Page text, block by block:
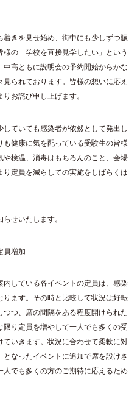
きを見せ始め、街中にも少しずつ賑
の「学校を直接見学したい」という
高ともに説明会の予約開始からかな
られております。皆様の想いに応え
お詫び申し上げます。
ていても感染者が依然として発出し
健康に気を配っている受験生の皆様
検温、消毒はもちろんのこと、会場
定員を減らしての実施をしばらくは
せいたします。
員増加
している各イベントの定員は、感染
ます。その時と比較して状況は好転
つ、席の間隔をある程度開けられた
り定員を増やして一人でも多くの受
いきます。状況に合わせて柔軟に対
なったイベントに追加で席を設けさ
でも多くの方のご期待に応えるため